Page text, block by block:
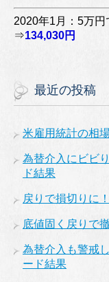
2020年1月：5万円
⇒134,030円
最近の投稿
米雇用統計の相
為替介入にビビ
ド結果
戻りで損切りに
底値固く戻りで
為替介入も警戒
ード結果